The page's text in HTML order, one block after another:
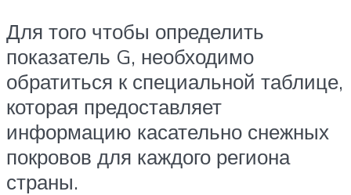
Для того чтобы определить
показатель G, необходимо
обратиться к специальной таблице,
которая предоставляет
информацию касательно снежных
покровов для каждого региона
страны.